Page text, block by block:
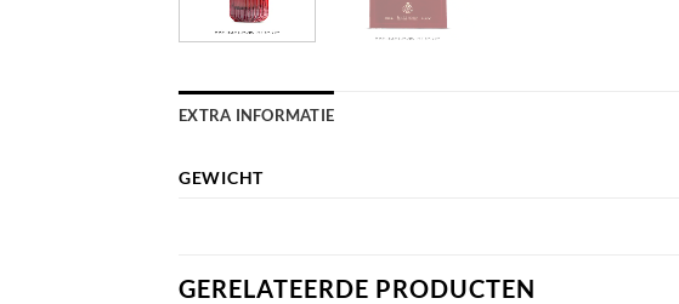
EXTRA INFORMATIE
GEWICHT
GERELATEERDE PRODUCTEN